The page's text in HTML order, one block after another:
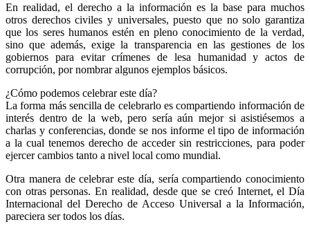
En realidad, el derecho a la información es la base para muchos
otros derechos civiles y universales, puesto que no solo garantiza
que los seres humanos estén en pleno conocimiento de la verdad,
sino que además, exige la transparencia en las gestiones de los
gobiernos para evitar crímenes de lesa humanidad y actos de
corrupción, por nombrar algunos ejemplos básicos.
¿Cómo podemos celebrar este día?
La forma más sencilla de celebrarlo es compartiendo información de
interés dentro de la web, pero sería aún mejor si asistiésemos a
charlas y conferencias, donde se nos informe el tipo de información
a la cual tenemos derecho de acceder sin restricciones, para poder
ejercer cambios tanto a nivel local como mundial.
Otra manera de celebrar este día, sería compartiendo conocimiento
con otras personas. En realidad, desde que se creó Internet, el Día
Internacional del Derecho de Acceso Universal a la Información,
pareciera ser todos los días.